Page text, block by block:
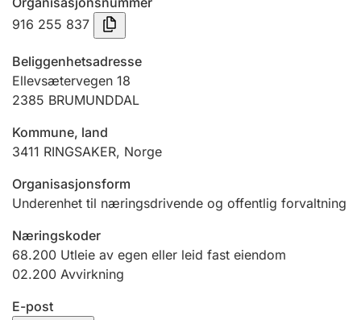
Tinglysing
Jeger
Betaling og jegeravgiftskort
Ektepaktveileder
Andre tema
916 255 837
Beliggenhetsadresse
Ellevsætervegen 18
2385 BRUMUNDDAL
Kommune, land
3411 RINGSAKER, Norge
Organisasjonsform
Underenhet til næringsdrivende og offentlig forvaltning
Næringskoder
68.200 Utleie av egen eller leid fast eiendom
02.200 Avvirkning
E-post